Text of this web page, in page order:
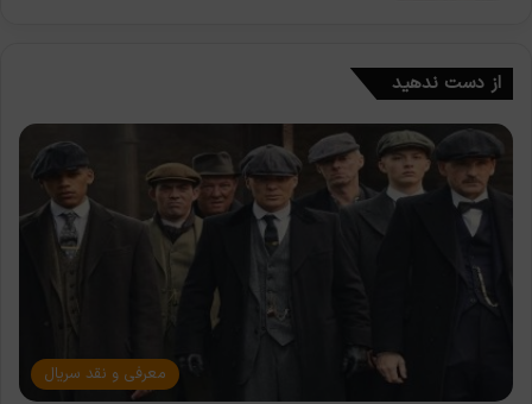
از دست ندهید
معرفی و نقد سریال